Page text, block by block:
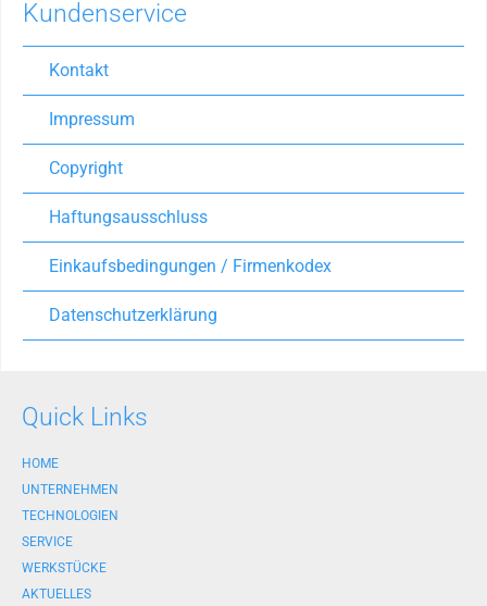
Kundenservice
Kontakt
Impressum
Copyright
Haftungsausschluss
Einkaufsbedingungen / Firmenkodex
Datenschutzerklärung
Quick Links
HOME
UNTERNEHMEN
TECHNOLOGIEN
SERVICE
WERKSTÜCKE
AKTUELLES